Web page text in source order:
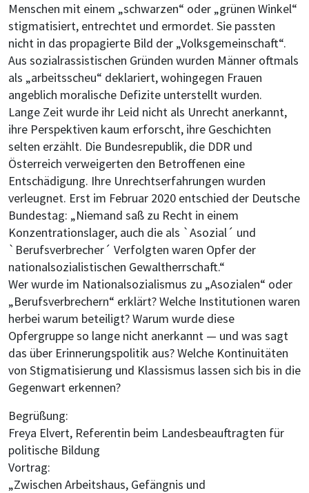
Menschen mit einem „schwarzen“ oder „grünen Winkel“
stigmatisiert, entrechtet und ermordet. Sie passten
nicht in das propagierte Bild der „Volksgemeinschaft“.
Aus sozialrassistischen Gründen wurden Männer oftmals
als „arbeitsscheu“ deklariert, wohingegen Frauen
angeblich moralische Defizite unterstellt wurden.
Lange Zeit wurde ihr Leid nicht als Unrecht anerkannt,
ihre Perspektiven kaum erforscht, ihre Geschichten
selten erzählt. Die Bundesrepublik, die DDR und
Österreich verweigerten den Betroffenen eine
Entschädigung. Ihre Unrechtserfahrungen wurden
verleugnet. Erst im Februar 2020 entschied der Deutsche
Bundestag: „Niemand saß zu Recht in einem
Konzentrationslager, auch die als `Asozial´ und
`Berufsverbrecher´ Verfolgten waren Opfer der
nationalsozialistischen Gewaltherrschaft.“
Wer wurde im Nationalsozialismus zu „Asozialen“ oder
„Berufsverbrechern“ erklärt? Welche Institutionen waren
herbei warum beteiligt? Warum wurde diese
Opfergruppe so lange nicht anerkannt — und was sagt
das über Erinnerungspolitik aus? Welche Kontinuitäten
von Stigmatisierung und Klassismus lassen sich bis in die
Gegenwart erkennen?
Begrüßung:
Freya Elvert, Referentin beim Landesbeauftragten für
politische Bildung
Vortrag:
„Zwischen Arbeitshaus, Gefängnis und